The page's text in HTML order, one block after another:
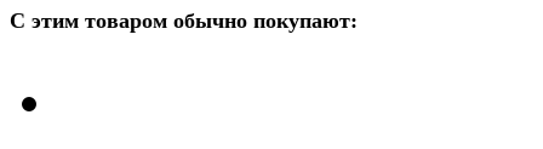
С этим товаром обычно покупают: